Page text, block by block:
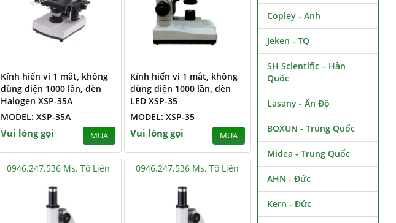
Kính hiển vi 1 mắt, không
dùng điện 1000 lần, đèn
Halogen XSP-35A
MODEL: XSP-35A
Vui lòng gọi MUA
Kính hiển vi 1 mắt, không
dùng điện 1000 lần, đèn
LED XSP-35
MODEL: XSP-35
Vui lòng gọi MUA
0946.247.536 Ms. Tô Liên 0946.247.536 Ms. Tô Liên
Copley - Anh
Jeken - TQ
SH Scientific – Hàn
Quốc
Lasany - Ấn Độ
BOXUN - Trung Quốc
Midea - Trung Quốc
AHN - Đức
Kern - Đức